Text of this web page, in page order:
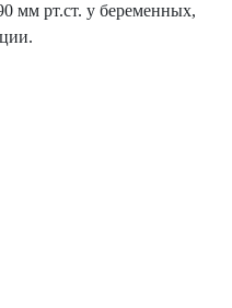
мм рт.ст. у беременных,